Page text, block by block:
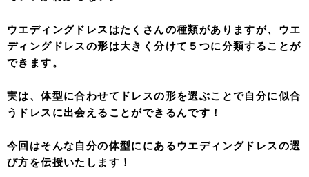
ウエディングドレスはたくさんの種類がありますが、ウエ
ディングドレスの形は大きく分けて５つに分類することが
できます。
実は、体型に合わせてドレスの形を選ぶことで自分に似合
うドレスに出会えることができるんです！
今回はそんな自分の体型ににあるウエディングドレスの選
び方を伝授いたします！